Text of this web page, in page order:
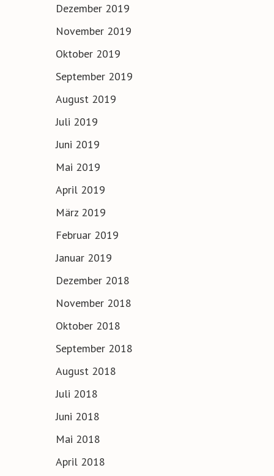
Dezember 2019
November 2019
Oktober 2019
September 2019
August 2019
Juli 2019
Juni 2019
Mai 2019
April 2019
März 2019
Februar 2019
Januar 2019
Dezember 2018
November 2018
Oktober 2018
September 2018
August 2018
Juli 2018
Juni 2018
Mai 2018
April 2018